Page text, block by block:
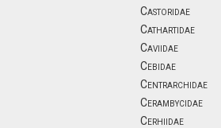
Castoridae
Cathartidae
Caviidae
Cebidae
Centrarchidae
Cerambycidae
Cerhiidae